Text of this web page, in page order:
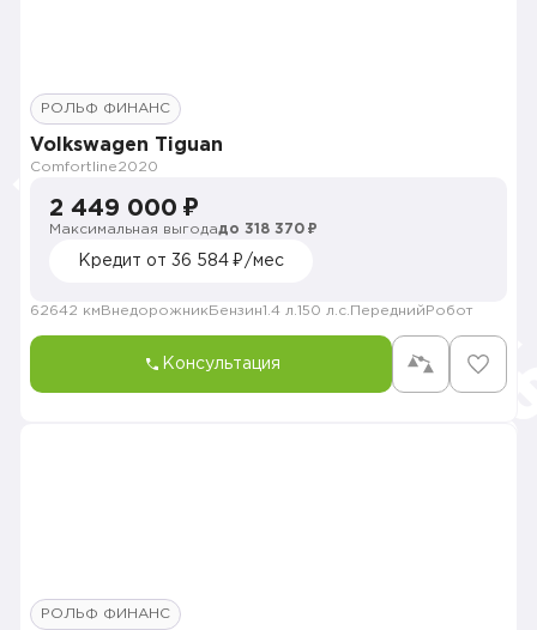
РОЛЬФ ФИНАНС
Volkswagen Tiguan
Comfortline2020
2 449 000 ₽
Максимальная выгодадо 318 370 ₽
Кредит от 36 584 ₽/мес
62642 км Внедорожник Бензин1.4 л. 150 л.с. Передний Робот
Консультация
РОЛЬФ ФИНАНС